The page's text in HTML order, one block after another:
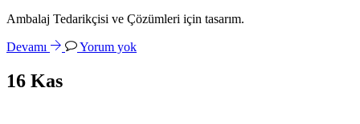
Ambalaj Tedarikçisi ve Çözümleri için tasarım.
Devamı Yorum yok
16 Kas